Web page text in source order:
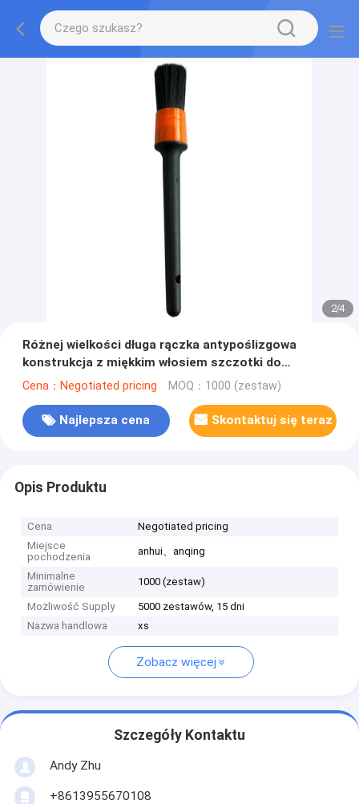
2/4
Różnej wielkości długa rączka antypoślizgowa
konstrukcja z miękkim włosiem szczotki do
czyszczenia samochodu
Cena：Negotiated pricing MOQ：1000 (zestaw)
Najlepsza cena Skontaktuj się teraz
Opis Produktu
Cena
Negotiated pricing
Miejsce
pochodzenia
anhui、anqing
Minimalne
zamówienie
1000 (zestaw)
Możliwość Supply
5000 zestawów, 15 dni
Nazwa handlowa
xs
Zobacz więcej
Szczegóły Kontaktu
Andy Zhu
+8613955670108